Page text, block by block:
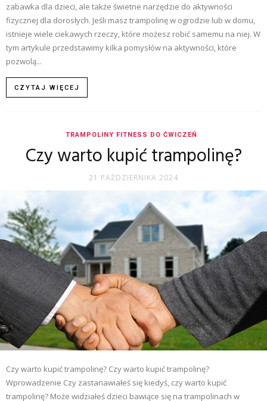
zabawka dla dzieci, ale także świetne narzędzie do aktywności
fizycznej dla dorosłych. Jeśli masz trampolinę w ogrodzie lub w domu,
istnieje wiele ciekawych rzeczy, które możesz robić samemu na niej. W
tym artykule przedstawimy kilka pomysłów na aktywności, które
pozwolą...
CZYTAJ WIĘCEJ
TRAMPOLINY FITNESS DO ĆWICZEŃ
Czy warto kupić trampolinę?
21 PAŹDZIERNIKA 2024
Czy warto kupić trampolinę? Czy warto kupić trampolinę?
Wprowadzenie Czy zastanawiałeś się kiedyś, czy warto kupić
trampolinę? Może widziałeś dzieci bawiące się na trampolinach w